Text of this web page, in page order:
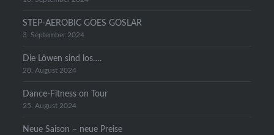
STEP-AEROBIC GOES GOSLAR
3. September 2024
Die Löwen sind los….
28. August 2024
Dance-Fitness on Tour
25. August 2024
Neue Saison – neue Preise